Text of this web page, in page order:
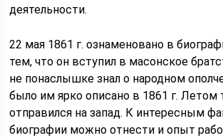
деятельности.
22 мая 1861 г. ознаменовано в
тем, что он вступил в масонское
не понаслышке знал о народном
было им ярко описано в 1861 г. Летом
отправился на запад. К интересным
биографии можно отнести и опыт